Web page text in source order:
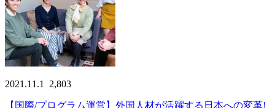
2021.11.1 2,803
【国際/プログラム運営】外国人材が活躍する日本への変革!